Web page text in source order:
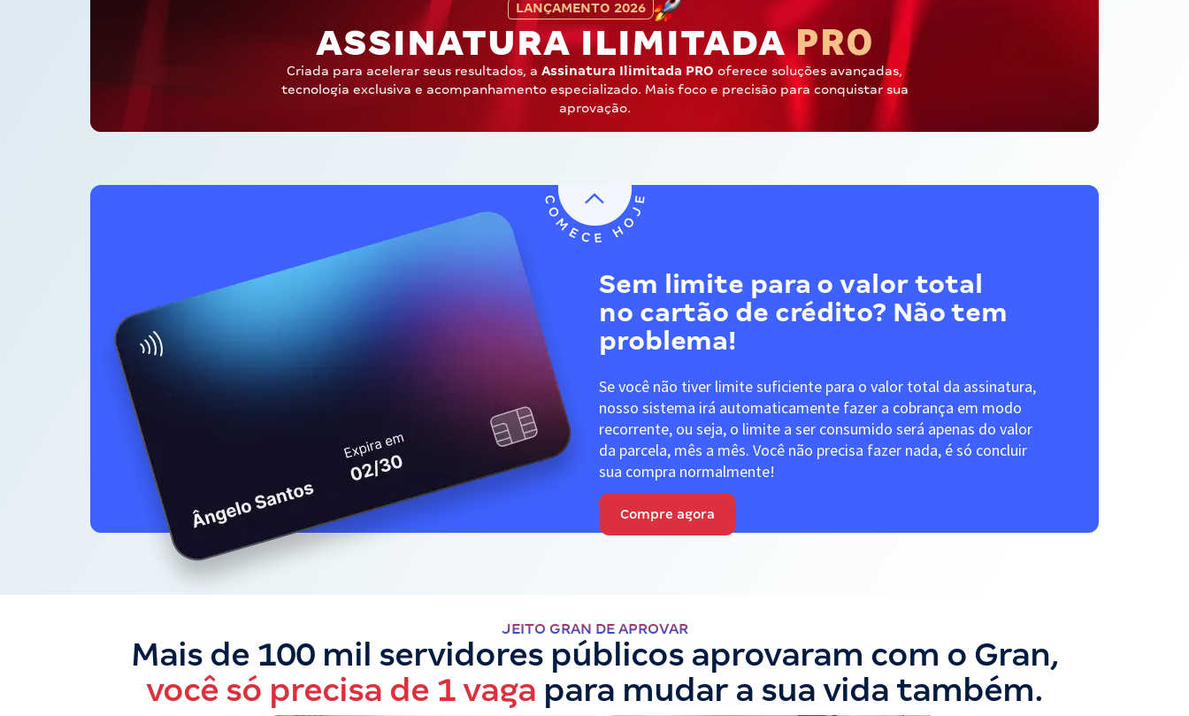
LANÇAMENTO 2026
ASSINATURA ILIMITADAPRO
Criada para acelerar seus resultados, a Assinatura Ilimitada PRO oferece soluções avançadas,
tecnologia exclusiva e acompanhamento especializado. Mais foco e precisão para conquistar sua
aprovação.
Sem limite para o valor total
no cartão de crédito? Não tem
problema!
Se você não tiver limite suficiente para o valor total da assinatura,
nosso sistema irá automaticamente fazer a cobrança em modo
recorrente, ou seja, o limite a ser consumido será apenas do valor
da parcela, mês a mês. Você não precisa fazer nada, é só concluir
sua compra normalmente!
Compre agora
JEITO GRAN DE APROVAR
Mais de 100 mil servidores públicos aprovaram com o Gran,
você só precisa de 1 vaga para mudar a sua vida também.